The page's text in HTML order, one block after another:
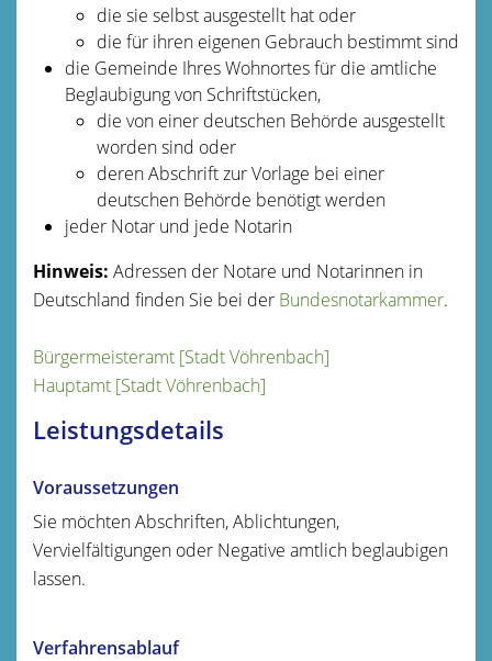
die sie selbst ausgestellt hat oder
die für ihren eigenen Gebrauch bestimmt sind
die Gemeinde Ihres Wohnortes für die amtliche
Beglaubigung von Schriftstücken,
die von einer deutschen Behörde ausgestellt
worden sind oder
deren Abschrift zur Vorlage bei einer
deutschen Behörde benötigt werden
jeder Notar und jede Notarin
Hinweis: Adressen der Notare und Notarinnen in
Deutschland finden Sie bei der Bundesnotarkammer.
Bürgermeisteramt [Stadt Vöhrenbach]
Hauptamt [Stadt Vöhrenbach]
Leistungsdetails
Voraussetzungen
Sie möchten Abschriften, Ablichtungen,
Vervielfältigungen oder Negative amtlich beglaubigen
lassen.
Verfahrensablauf